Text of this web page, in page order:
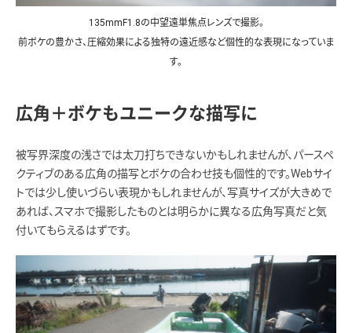
135mmF1.8の中望遠単焦点レンズで撮影。
前ボケの豊かさ、圧縮効果による独特の遠近感など個性的な表現になっていま
す。
広角＋ボケもユニークな描写に
被写界深度の浅さでは太刀打ちできないかもしれませんが、パースペ
クティブのある広角の描写とボケの合わせ技も個性的です。Webサイ
トでは少し使いづらい表現かもしれませんが、写真サイズが大きめで
あれば、スマホで撮影したものとは明らかに異なる広角写真だと気
付いてもらえるはずです。